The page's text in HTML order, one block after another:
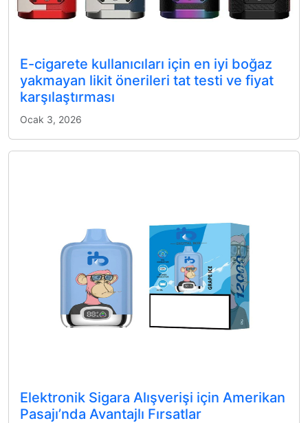
E-cigarete kullanıcıları için en iyi boğaz
yakmayan likit önerileri tat testi ve fiyat
karşılaştırması
Ocak 3, 2026
Elektronik Sigara Alışverişi için Amerikan
Pasajı’nda Avantajlı Fırsatlar